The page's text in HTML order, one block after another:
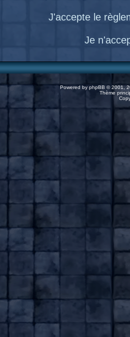
J'accepte le
Je
Powered by phpBB © 2001,
Thème